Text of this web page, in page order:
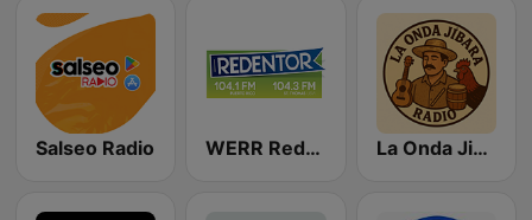
Salseo Radio WERR Redentor 104.1 FM La Onda Jibara